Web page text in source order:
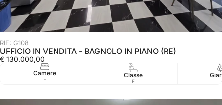
RIF: G108
UFFICIO IN VENDITA - BAGNOLO IN PIANO (RE)
€ 130.000,00
Camere
-
Classe
E